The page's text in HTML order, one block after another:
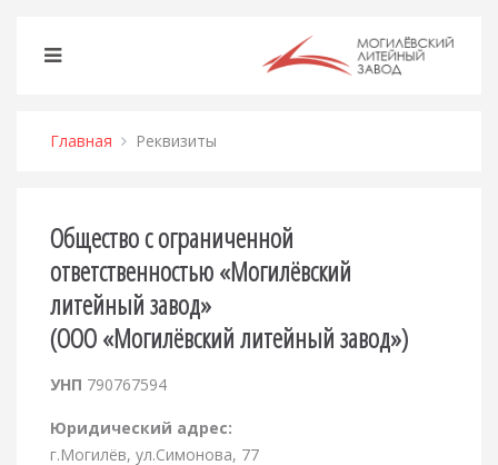
Главная Реквизиты
Общество с ограниченной
ответственностью «Могилёвский
литейный завод»
(ООО «Могилёвский литейный завод»)
УНП 790767594
Юридический адрес:
г.Могилёв, ул.Симонова, 77